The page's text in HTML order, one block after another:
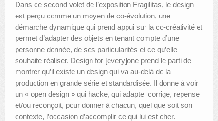
Dans ce second volet de l’exposition Fragilitas, le design
est perçu comme un moyen de co-évolution, une
démarche dynamique qui prend appui sur la co-créativité et
permet d’adapter des objets en tenant compte d’une
personne donnée, de ses particularités et ce qu’elle
souhaite réaliser. Design for [every]one prend le parti de
montrer qu’il existe un design qui va au-delà de la
production en grande série et standardisée. Il donne à voir
un « open design » qui hacke, qui adapte, corrige, repense
et/ou reconçoit, pour donner à chacun, quel que soit son
contexte, l’occasion d’accomplir ce qui lui est cher.